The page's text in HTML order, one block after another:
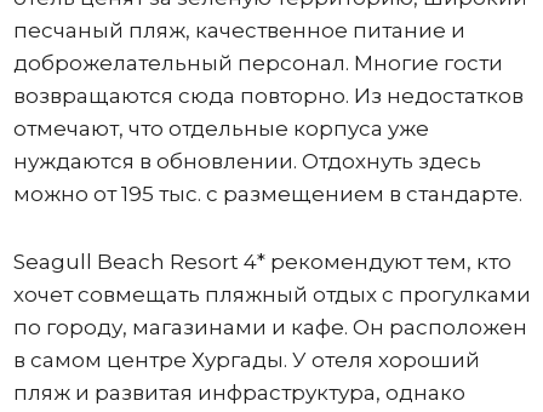
песчаный пляж, качественное питание и
доброжелательный персонал. Многие гости
возвращаются сюда повторно. Из недостатков
отмечают, что отдельные корпуса уже
нуждаются в обновлении. Отдохнуть здесь
можно от 195 тыс. с размещением в стандарте.
Seagull Beach Resort 4* рекомендуют тем, кто
хочет совмещать пляжный отдых с прогулками
по городу, магазинами и кафе. Он расположен
в самом центре Хургады. У отеля хороший
пляж и развитая инфраструктура, однако